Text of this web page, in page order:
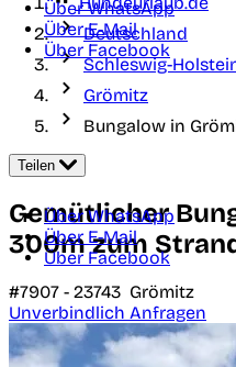
Über WhatsApp
Über E-Mail
Über Facebook
Deutschland
Schleswig-
Grömitz
Bungalow in
Teilen
Über WhatsApp
Über E-Mail
Über Facebook
Gemütlicher
300m zum
#7907 - 23743 Grömitz
Unverbindlich Anfragen